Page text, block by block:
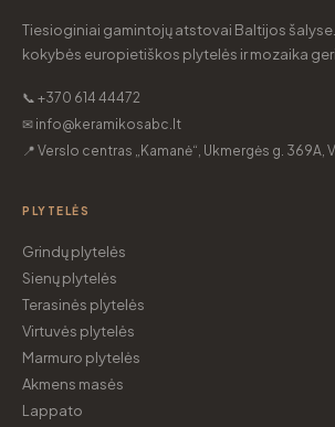
Tiesioginiai gamintojų atstovai Baltijos
kokybės europietiškos plytelės ir mozaika
📞 +370 614 44472
✉ info@keramikosabc.lt
📍 Verslo centras „Kamanė“, Ukmergės g. 369A,
PLYTELĖS
Grindų plytelės
Sienų plytelės
Terasinės plytelės
Virtuvės plytelės
Marmuro plytelės
Akmens masės
Lappato